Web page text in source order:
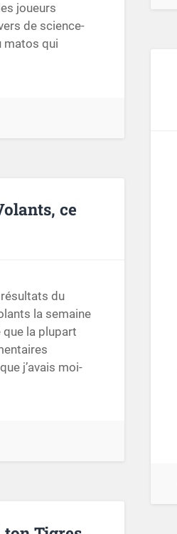
joueurs
de science-
matos qui
ce
résultats du
la semaine
que la plupart
j’avais moi-